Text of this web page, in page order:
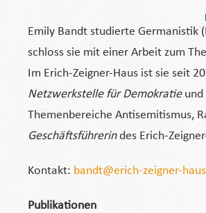
Emily Bandt studierte Germanistik
schloss sie mit einer Arbeit zum
Im Erich-Zeigner-Haus ist sie seit
Netzwerkstelle für Demokratieund
Themenbereiche Antisemitismus,
Geschäftsführerindes Erich-
Kontakt: bandt@erich-zeigner-
Publikationen